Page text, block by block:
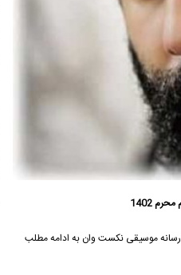
1402
شب هفتم محرم 1402 از رسانه موسیقی نکست وان به ادامه مطلب